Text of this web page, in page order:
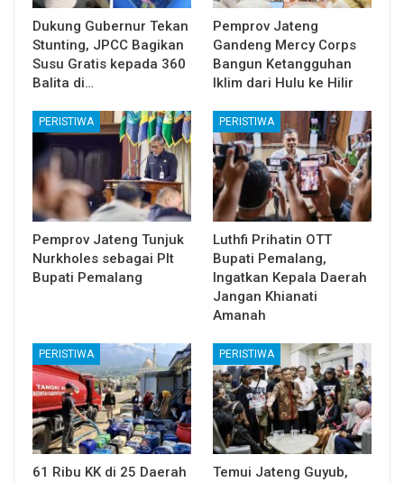
Dukung Gubernur Tekan
Stunting, JPCC Bagikan
Susu Gratis kepada 360
Balita di…
Pemprov Jateng
Gandeng Mercy Corps
Bangun Ketangguhan
Iklim dari Hulu ke Hilir
PERISTIWA
Pemprov Jateng Tunjuk
Nurkholes sebagai Plt
Bupati Pemalang
PERISTIWA
Luthfi Prihatin OTT
Bupati Pemalang,
Ingatkan Kepala Daerah
Jangan Khianati
Amanah
PERISTIWA
61 Ribu KK di 25 Daerah
PERISTIWA
Temui Jateng Guyub,